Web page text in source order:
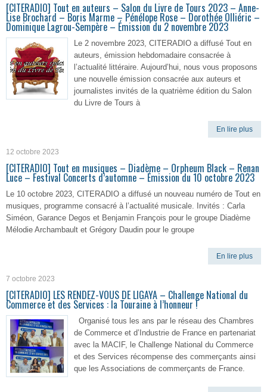
[CITERADIO] Tout en auteurs – Salon du Livre de Tours 2023 – Anne-
Lise Brochard – Boris Marme – Pénélope Rose – Dorothée Olliéric –
Dominique Lagrou-Sempère – Émission du 2 novembre 2023
Le 2 novembre 2023, CITERADIO a diffusé Tout en
auteurs, émission hebdomadaire consacrée à
l’actualité littéraire. Aujourd’hui, nous vous proposons
une nouvelle émission consacrée aux auteurs et
journalistes invités de la quatrième édition du Salon
du Livre de Tours à
En lire plus
12 octobre 2023
[CITERADIO] Tout en musiques – Diadème – Orpheum Black – Renan
Luce – Festival Concerts d’automne – Émission du 10 octobre 2023
Le 10 octobre 2023, CITERADIO a diffusé un nouveau numéro de Tout en
musiques, programme consacré à l’actualité musicale. Invités : Carla
Siméon, Garance Degos et Benjamin François pour le groupe Diadème
Mélodie Archambault et Grégory Daudin pour le groupe
En lire plus
7 octobre 2023
[CITERADIO] LES RENDEZ-VOUS DE LIGAYA – Challenge National du
Commerce et des Services : la Touraine à l’honneur !
Organisé tous les ans par le réseau des Chambres
de Commerce et d’Industrie de France en partenariat
avec la MACIF, le Challenge National du Commerce
et des Services récompense des commerçants ainsi
que les Associations de commerçants de France.